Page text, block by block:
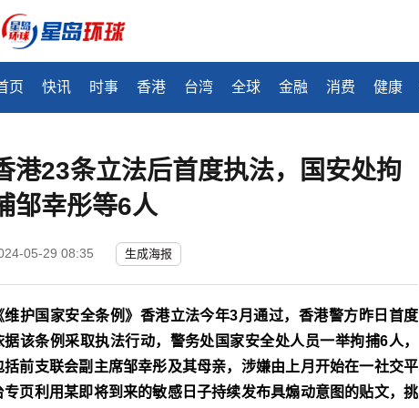
页 快讯 时事 香港 台湾 全球 金融 消费 健康
港23条立法后首度执法，国安处拘
邹幸彤等6人
05-29 08:35 生成海报
维护国家安全条例》香港立法今年3月通过，香港警方昨日首度
据该条例采取执法行动，警务处国家安全处人员一举拘捕6人，
括前支联会副主席邹幸彤及其母亲，涉嫌由上月开始在一社交平
专页利用某即将到来的敏感日子持续发布具煽动意图的贴文，挑